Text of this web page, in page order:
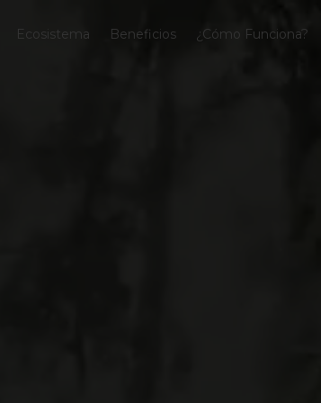
Ecosistema Beneficios ¿Cómo Funciona?